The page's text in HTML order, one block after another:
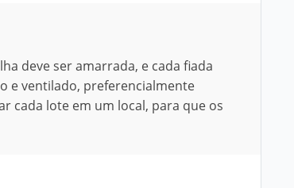
deve ser amarrada, e cada fiada
e ventilado, preferencialmente
cada lote em um local, para que os